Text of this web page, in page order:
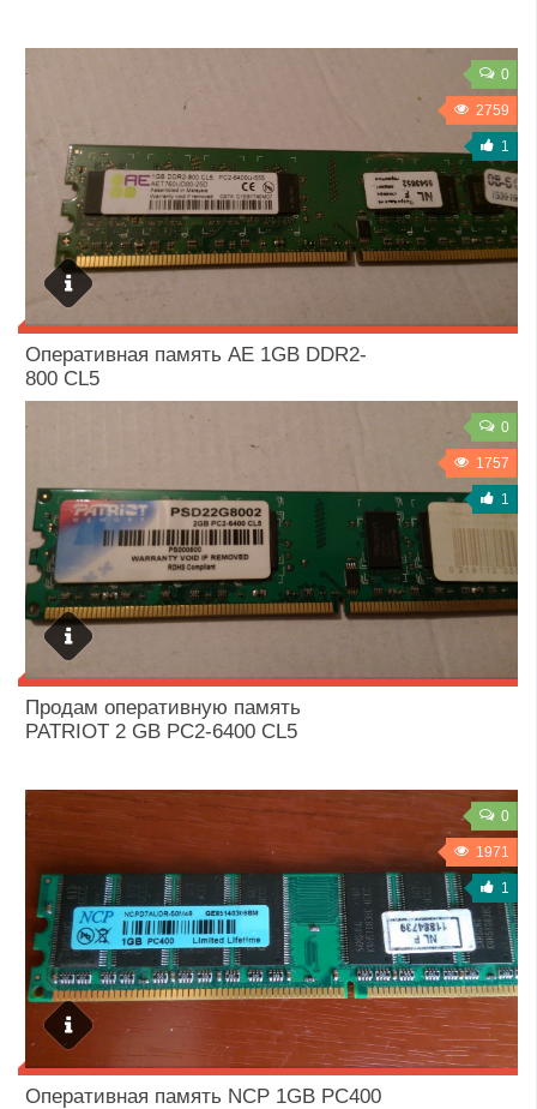
0
2759
1
Оперативная память AE 1GB DDR2-
800 CL5
0
1757
1
Продам оперативную память
PATRIOT 2 GB PC2-6400 CL5
0
1971
1
Оперативная память NCP 1GB PC400